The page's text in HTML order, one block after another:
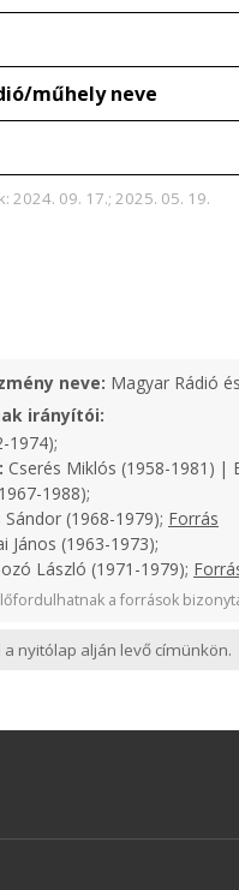
műhely neve
2024. 09. 17.; 2025. 05. 19.
neve: Magyar Rádió
irányítói:
1974);
Cserés Miklós (1958-1981) |
1988);
Sándor (1968-1979); Forrás
János (1963-1973);
László (1971-1979);
a források
a nyitólap alján levő címünkön.